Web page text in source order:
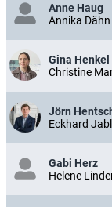
Anne Haug
Annika Dähn
Gina Henkel
Christine
Jörn
Eckhard
Gabi Herz
Helene